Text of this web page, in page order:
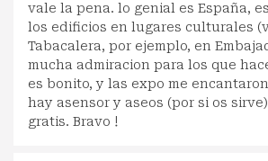
vale la pena. lo genial es España,
los edificios en lugares culturales
Tabacalera, por ejemplo, en
mucha admiracion para los que
es bonito, y las expo me
hay asensor y aseos (por si os
gratis. Bravo !